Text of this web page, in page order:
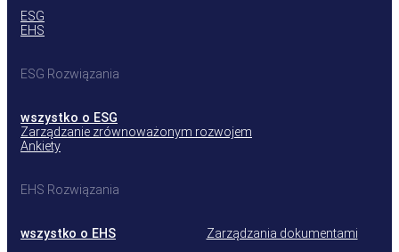
ESG
EHS
ESG Rozwiązania
wszystko o ESG
Zarządzanie zrównoważonym rozwojem
Ankiety
EHS Rozwiązania
wszystko o EHS
Zarządzania dokumentami